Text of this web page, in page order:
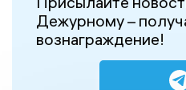
Дежурному –
вознаграждение!